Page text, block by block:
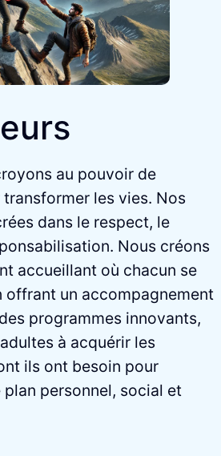
au pouvoir de
transformer les vies. Nos
dans le respect, le
Nous créons
accueillant où chacun se
offrant un accompagnement
programmes innovants,
à acquérir les
ils ont besoin pour
plan personnel, social et